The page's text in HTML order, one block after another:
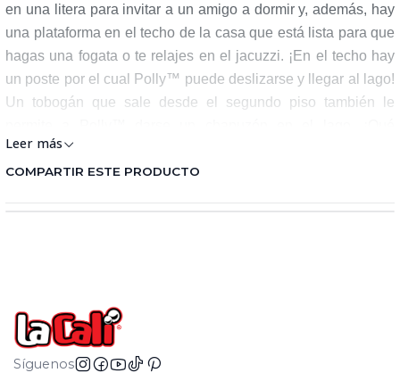
en una litera para invitar a un amigo a dormir y, además, hay
una plataforma en el techo de la casa que está lista para que
hagas una fogata o te relajes en el jacuzzi. ¡En el techo hay
un poste por el cual Polly™ puede deslizarse y llegar al lago!
Un tobogán que sale desde el segundo piso también le
refrescante! Polly™, Peaches y su amigos también pueden
pasar el rato en el lago con un flotador, una toalla y refrescos.
de 4 años en adelante.
Fabricante: MattelPaís de Origen: ChinaImportado
por: Mattel Colombia SARegistro SIC:
Leer más
COMPARTIR ESTE PRODUCTO
Síguenos